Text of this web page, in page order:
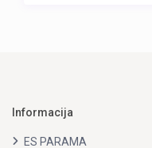
Informacija
ES PARAMA